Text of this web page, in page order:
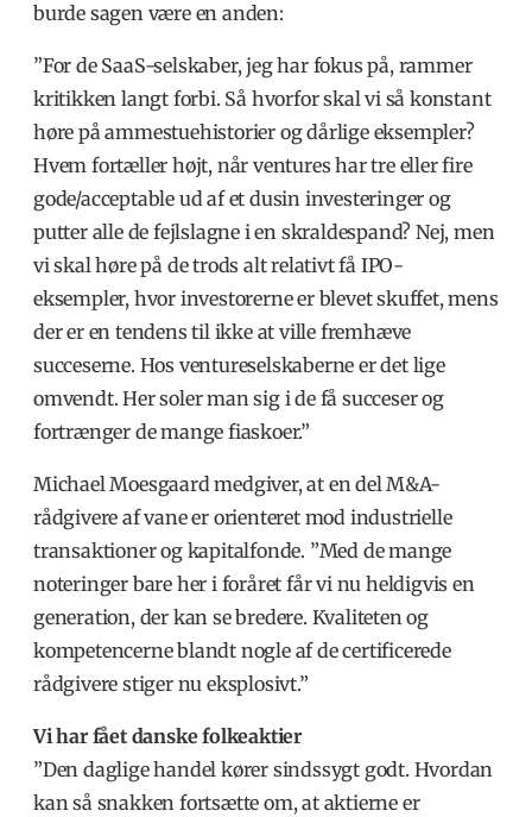
burde sagen være en anden:
”For de SaaS-selskaber, jeg har fokus på, rammer
kritikken langt forbi. Så hvorfor skal vi så konstant
høre på ammestuehistorier og dårlige eksempler?
Hvem fortæller højt, når ventures har tre eller fire
gode/acceptable ud af et dusin investeringer og
putter alle de fejlslagne i en skraldespand? Nej, men
vi skal høre på de trods alt relativt få IPO-
eksempler, hvor investorerne er blevet skuffet, mens
der er en tendens til ikke at ville fremhæve
succeserne. Hos ventureselskaberne er det lige
omvendt. Her soler man sig i de få succeser og
fortrænger de mange fiaskoer.”
Michael Moesgaard medgiver, at en del M&A-
rådgivere af vane er orienteret mod industrielle
transaktioner og kapitalfonde. ”Med de mange
noteringer bare her i foråret får vi nu heldigvis en
generation, der kan se bredere. Kvaliteten og
kompetencerne blandt nogle af de certificerede
rådgivere stiger nu eksplosivt.”
Vi har fået danske folkeaktier
”Den daglige handel kører sindssygt godt. Hvordan
kan så snakken fortsætte om, at aktierne er